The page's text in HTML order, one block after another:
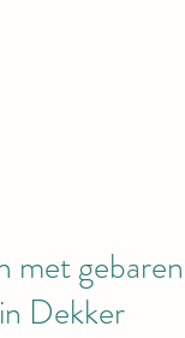
met gebaren
Dekker